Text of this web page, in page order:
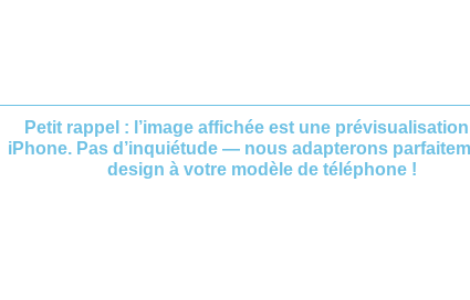
Petit rappel : l’image affichée est une
iPhone. Pas d’inquiétude — nous adapterons
design à votre modèle de téléphone !